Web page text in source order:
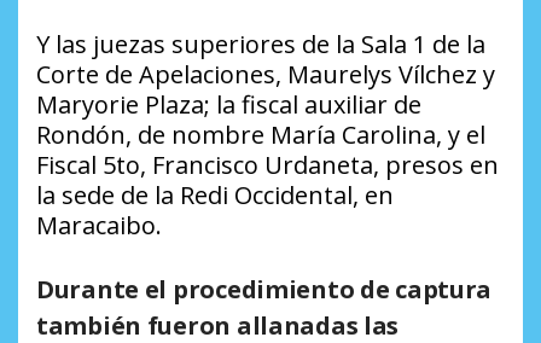
Y las juezas superiores de la Sala 1 de la
Corte de Apelaciones, Maurelys Vílchez y
Maryorie Plaza; la fiscal auxiliar de
Rondón, de nombre María Carolina, y el
Fiscal 5to, Francisco Urdaneta, presos en
la sede de la Redi Occidental, en
Maracaibo.
Durante el procedimiento de captura
también fueron allanadas las